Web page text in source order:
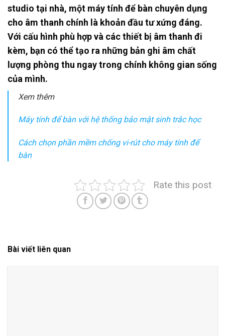
studio tại nhà, một máy tính để bàn chuyên dụng
cho âm thanh chính là khoản đầu tư xứng đáng.
Với cấu hình phù hợp và các thiết bị âm thanh đi
kèm, bạn có thể tạo ra những bản ghi âm chất
lượng phòng thu ngay trong chính không gian sống
của mình.
Xem thêm
Máy tính để bàn với hệ thống bảo mật sinh trắc học
Cách chọn phần mềm chống vi-rút cho máy tính để
bàn
Rate this post
Bài viết liên quan